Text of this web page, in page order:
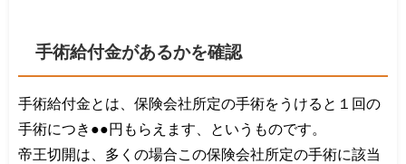
手術給付金があるかを確認
手術給付金とは、保険会社所定の手術をうけると１回の
手術につき●●円もらえます、というものです。
帝王切開は、多くの場合この保険会社所定の手術に該当